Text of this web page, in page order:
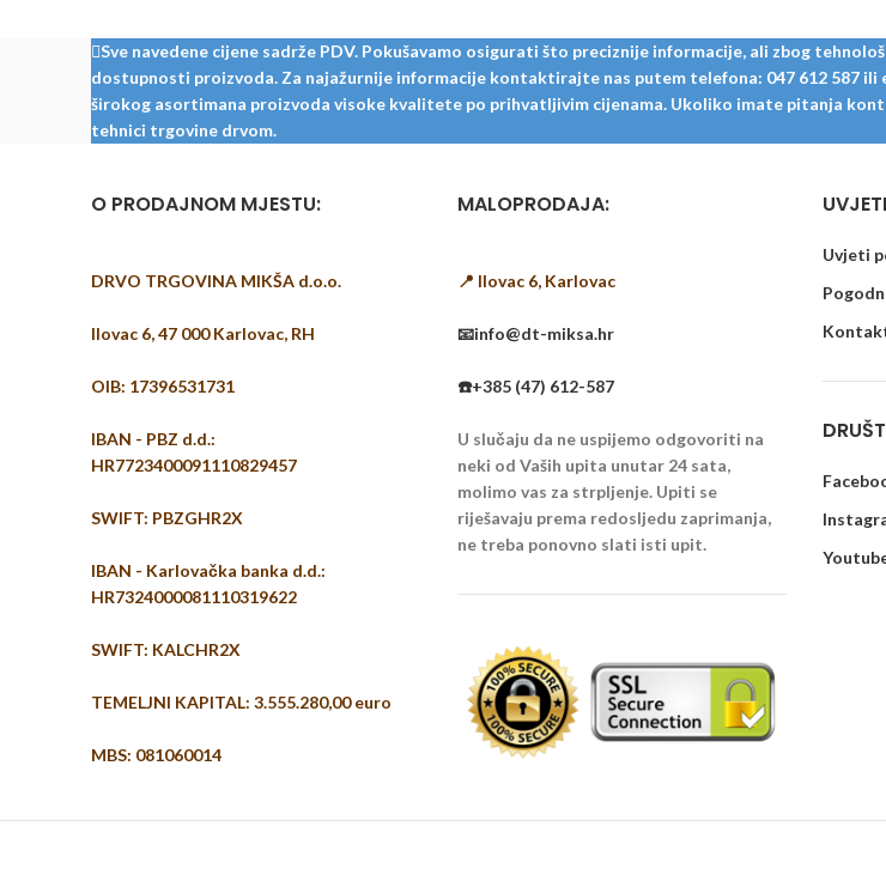
Sve navedene cijene sadrže PDV. Pokušavamo osigurati što preciznije informacije, ali zbog
dostupnosti proizvoda. Za najažurnije informacije kontaktirajte nas putem telefona: 047 612 587
širokog asortimana proizvoda visoke kvalitete po prihvatljivim cijenama. Ukoliko imate pitanja
tehnici trgovine drvom.
O PRODAJNOM MJESTU:
DRVO TRGOVINA MIKŠA d.o.o.
Ilovac 6, 47 000 Karlovac, RH
OIB: 17396531731
IBAN - PBZ d.d.:
HR7723400091110829457
SWIFT: PBZGHR2X
IBAN - Karlovačka banka d.d.:
HR7324000081110319622
SWIFT: KALCHR2X
TEMELJNI KAPITAL: 3.555.280,00 euro
MBS: 081060014
MALOPRODAJA:
📍 Ilovac 6, Karlovac
📧info@dt-miksa.hr
☎️+385 (47) 612-587
U slučaju da ne uspijemo odgovoriti na
neki od Vaših upita unutar 24 sata,
molimo vas za strpljenje. Upiti se
riješavaju prema redosljedu zaprimanja,
ne treba ponovno slati isti upit.
Uvjeti